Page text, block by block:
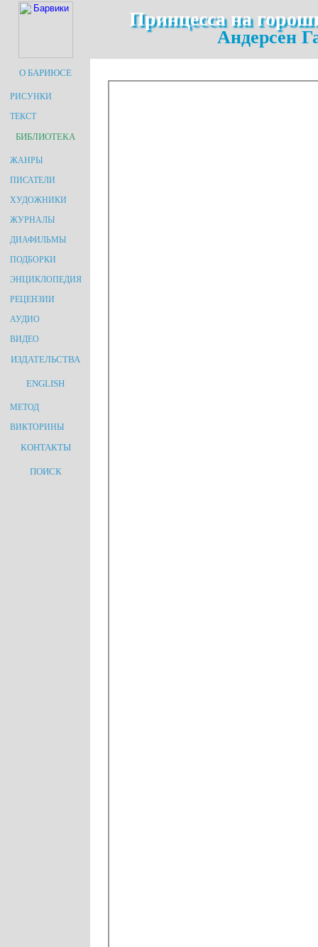
Принцесса на
Андерсен
О БАРИЮСЕ
РИСУНКИ
ТЕКСТ
БИБЛИОТЕКА
ЖАНРЫ
ПИСАТЕЛИ
ХУДОЖНИКИ
ЖУРНАЛЫ
ДИАФИЛЬМЫ
ПОДБОРКИ
ЭНЦИКЛОПЕДИЯ
РЕЦЕНЗИИ
АУДИО
ВИДЕО
ИЗДАТЕЛЬСТВА
ENGLISH
МЕТОД
ВИКТОРИНЫ
КОНТАКТЫ
ПОИСК